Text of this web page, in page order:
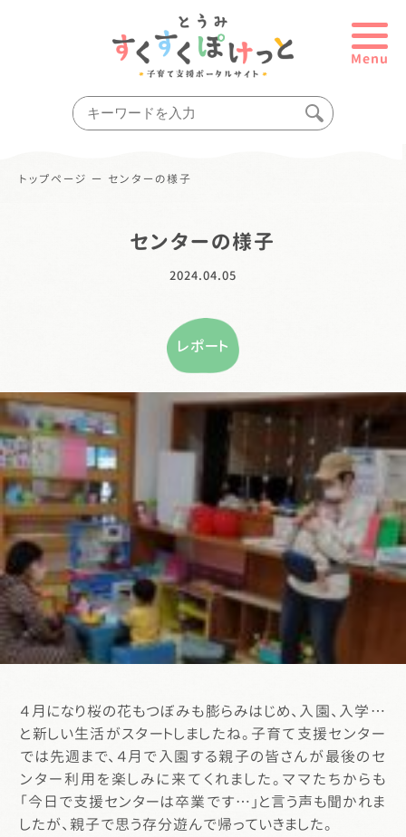
Menu
トップページ ー センターの様子
センターの様子
2024.04.05
レポート
４月になり桜の花もつぼみも膨らみはじめ、入園、入学…
と新しい生活がスタートしましたね。子育て支援センター
では先週まで、４月で入園する親子の皆さんが最後のセ
ンター利用を楽しみに来てくれました。ママたちからも
「今日で支援センターは卒業です…」と言う声も聞かれま
したが、親子で思う存分遊んで帰っていきました。